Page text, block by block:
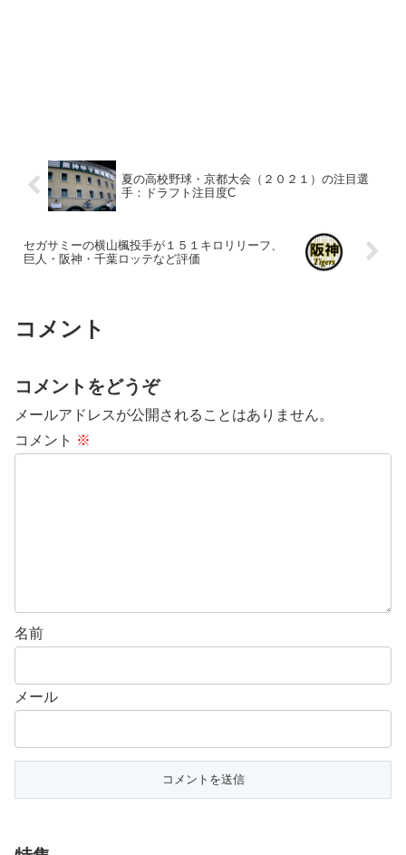
夏の高校野球・京都大会（２０２１）の注目選
手：ドラフト注目度C
セガサミーの横山楓投手が１５１キロリリーフ、
巨人・阪神・千葉ロッテなど評価
コメント
コメントをどうぞ
メールアドレスが公開されることはありません。
コメント ※
名前
メール